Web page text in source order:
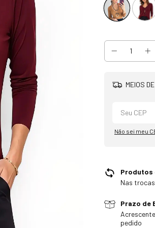
MEIOS
Não sei meu
Produtos
Nas
Prazo de
pedido